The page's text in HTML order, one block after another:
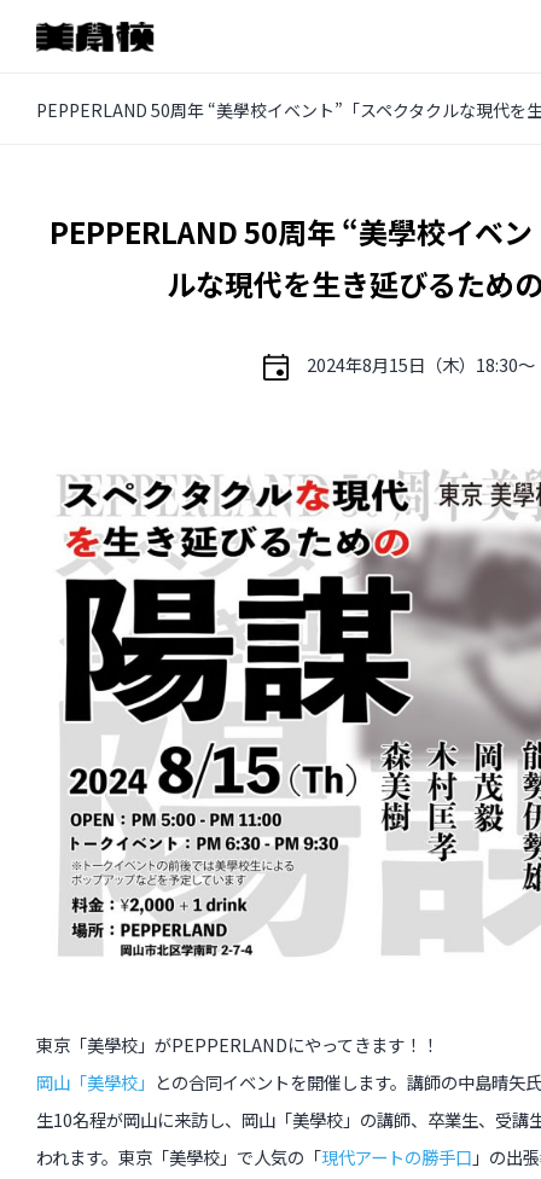
PEPPERLAND 50周年 “美學校イベント”「スペクタクルな現代を
イベントレポート
インタビュー
受講生・修了生の活動
展覧会アーカイブ
座談会
講座レポート
連載・コラム
未分類
オープン講座
過去のイベント・オープン講座・展覧会
PEPPERLAND 50周年 “美學校イベ
ルな現代を生き延びるため
2024年8月15日（木）18:30〜
東京「美學校」がPEPPERLANDにやってきます！！
岡山「美學校」 との合同イベントを開催します。講師の中島晴矢
生10名程が岡山に来訪し、岡山「美學校」の講師、卒業生、受講
われます。東京「美學校」で人気の「現代アートの勝手口 」の出